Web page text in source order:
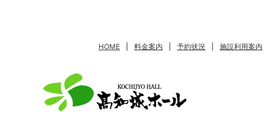
HOME 料金案内 予約状況 施設利用案内